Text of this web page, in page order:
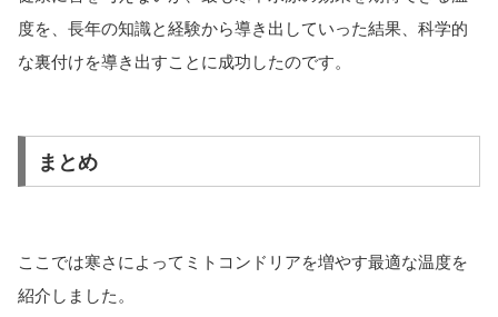
度を、長年の知識と経験から導き出していった結果、科学的
な裏付けを導き出すことに成功したのです。
まとめ
ここでは寒さによってミトコンドリアを増やす最適な温度を
紹介しました。